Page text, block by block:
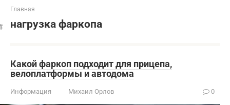
Главная
нагрузка фаркопа
Какой фаркоп подходит для прицепа,
велоплатформы и автодома
Информация Михаил Орлов 0